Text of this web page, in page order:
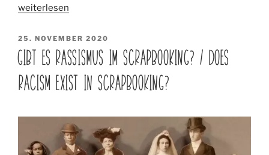
„Farewell
Ropp“
weiterlesen
VERÖFFENTLICHT
AM
25. NOVEMBER 2020
GIBT ES RASSISMUS IM SCRAPBOOKING? / DOES
RACISM EXIST IN SCRAPBOOKING?